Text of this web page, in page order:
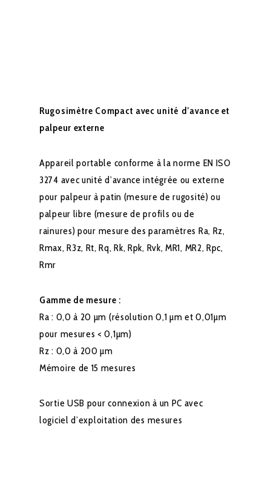
Rugosimètre Compact avec unité d’avance et
palpeur externe
Appareil portable conforme à la norme EN ISO
3274 avec unité d’avance intégrée ou externe
pour palpeur à patin (mesure de rugosité) ou
palpeur libre (mesure de profils ou de
rainures) pour mesure des paramètres Ra, Rz,
Rmax, R3z, Rt, Rq, Rk, Rpk, Rvk, MR1, MR2, Rpc,
Rmr
Gamme de mesure :
Ra : 0,0 à 20 µm (résolution 0,1 µm et 0,01µm
pour mesures < 0,1µm)
Rz : 0,0 à 200 µm
Mémoire de 15 mesures
Sortie USB pour connexion à un PC avec
logiciel d’exploitation des mesures